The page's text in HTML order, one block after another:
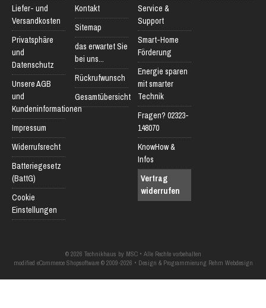
Liefer- und
Versandkosten
Privatsphäre
und
Datenschutz
Unsere AGB
und
Kundeninformationen
Impressum
Widerrufsrecht
Batteriegesetz
(BattG)
Cookie
Einstellungen
Kontakt
Sitemap
das erwartet Sie
bei uns...
Rückrufwunsch
Gesamtübersicht
Service &
Support
Smart-Home
Förderung
Energie sparen
mit smarter
Technik
Fragen? 02323-
148070
KnowHow &
Infos
Vertrag
widerrufen
© 2026 Technikhaus by MSC • Alle Rechte vorbehalten
modified eCommerce Shopsoftware © 2009-2026 • Design & Programmierung Rehm Webdesign